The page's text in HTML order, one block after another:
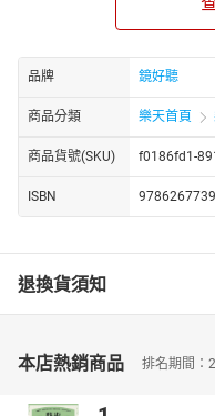
傾聽那些走向群山的生命，
「當懸停於流紋與暗礁，我
微弱，卻很清晰。」──胡慕
2023年5月，十名溪降者背
的急降雨與暴漲的溪水，使
水的結界，讓他們曾一次次
亮、自由與輕盈。當責難、
者越過「為什麽要去？」的
離哀傷的力量。她以細腻的
入、受困到搜救的時間，追
這是一本關於生與死、自由
品牌 鏡好聽
商品分類 樂天首頁
商品貨號(SKU) f0186fd1-
ISBN
退換貨須知
本店熱銷商品 排名期間